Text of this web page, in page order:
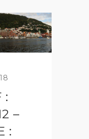
:
–
: